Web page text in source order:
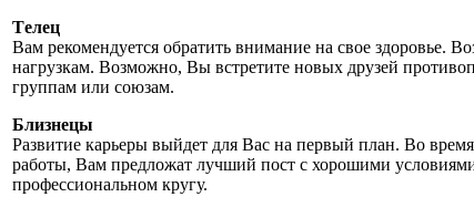
Tелец
Вам рекомендуется обратить внимание на свое здоровье.
нагрузкам. Возможно, Вы встретите новых друзей
группам или союзам.
Близнецы
Развитие карьеры выйдет для Вас на первый план. Во
работы, Вам предложат лучший пост с хорошими
профессиональном кругу.